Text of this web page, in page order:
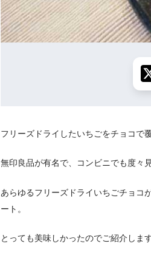
フリーズドライしたいちごをチョコで
無印良品が有名で、コンビニでも度々
あらゆるフリーズドライいちごチョコ
ート。
とっても美味しかったのでご紹介します